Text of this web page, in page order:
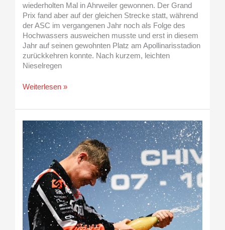
wiederholten Mal in Ahrweiler gewonnen. Der Grand
Prix fand aber auf der gleichen Strecke statt, während
der ASC im vergangenen Jahr noch als Folge des
Hochwassers ausweichen musste und erst in diesem
Jahr auf seinen gewohnten Platz am Apollinarisstadion
zurückkehren konnte. Nach kurzem, leichten
Nieselregen
Weiterlesen »
Maximilian
Schleimer
feiert
internationales
Podium
in
Valencia